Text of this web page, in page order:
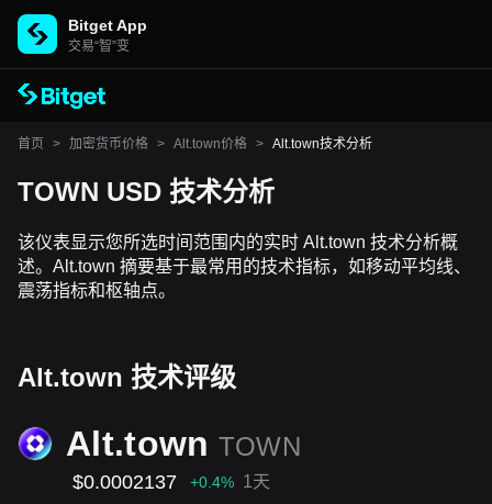
Bitget App
交易“智”变
首页 > 加密货币价格 > Alt.town价格 > Alt.town技术分析
TOWN USD 技术分析
该仪表显示您所选时间范围内的实时 Alt.town 技术分析概
述。Alt.town 摘要基于最常用的技术指标，如移动平均线、
震荡指标和枢轴点。
Alt.town 技术评级
Alt.town TOWN
$0.0002137 +0.4% 1天